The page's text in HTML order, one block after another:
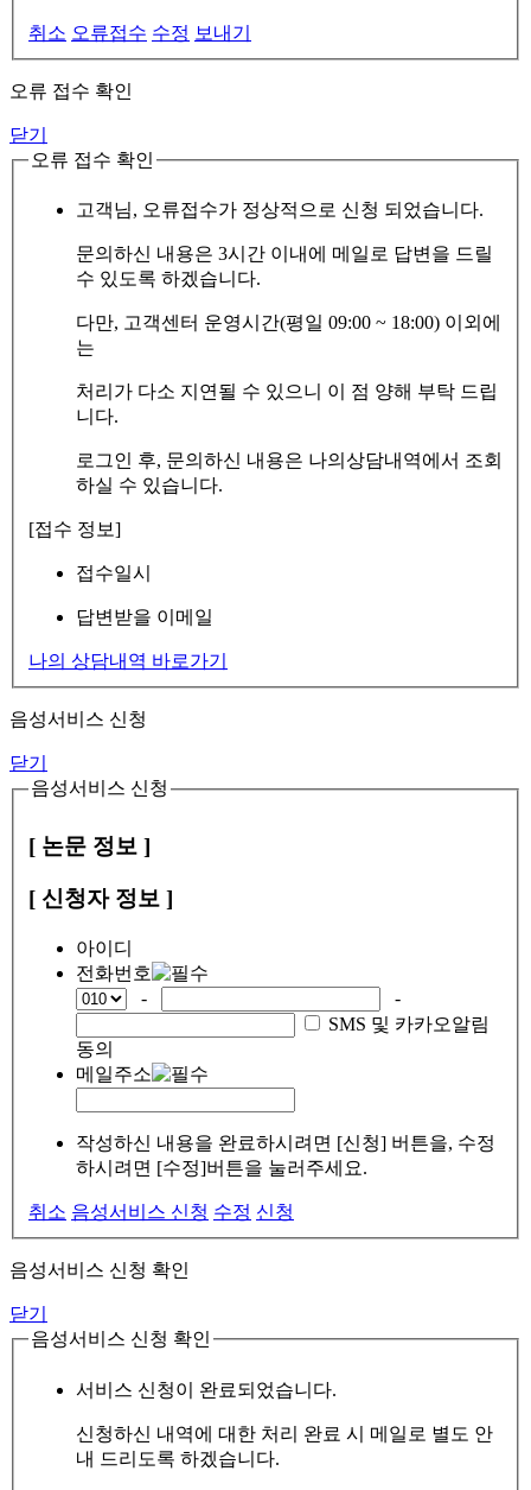
취소 오류접수 수정 보내기
오류 접수 확인
닫기
오류 접수 확인
고객님, 오류접수가 정상적으로 신청 되었습니다.
문의하신 내용은 3시간 이내에 메일로 답변을 드릴
수 있도록 하겠습니다.
다만, 고객센터 운영시간(평일 09:00 ~ 18:00) 이외에
는
처리가 다소 지연될 수 있으니 이 점 양해 부탁 드립
니다.
로그인 후, 문의하신 내용은 나의상담내역에서 조회
하실 수 있습니다.
[접수 정보]
접수일시
답변받을 이메일
나의 상담내역 바로가기
음성서비스 신청
닫기
음성서비스 신청
[ 논문 정보 ]
[ 신청자 정보 ]
아이디
전화번호
-
-
SMS 및 카카오알림
동의
메일주소
작성하신 내용을 완료하시려면 [신청] 버튼을, 수정
하시려면 [수정]버튼을 눌러주세요.
취소 음성서비스 신청 수정 신청
음성서비스 신청 확인
닫기
음성서비스 신청 확인
서비스 신청이 완료되었습니다.
신청하신 내역에 대한 처리 완료 시 메일로 별도 안
내 드리도록 하겠습니다.